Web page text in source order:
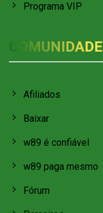
Programa VIP
COMUNIDADE
Afiliados
Baixar
w89 é confiável
w89 paga mesmo
Fórum